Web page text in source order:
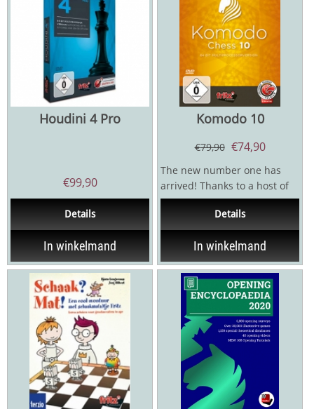
Houdini 4 Pro
€99,90
Details
In winkelmand
Komodo 10
€79,90 €74,90
The new number one has
arrived! Thanks to a host of
extensive improvements and
fine tweaking, the...
Details
In winkelmand